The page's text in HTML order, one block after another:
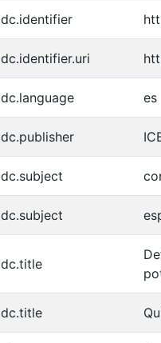
dc.identifier
dc.identifier.uri
dc.language es
dc.publisher
dc.subject
dc.subject
dc.title
dc.title